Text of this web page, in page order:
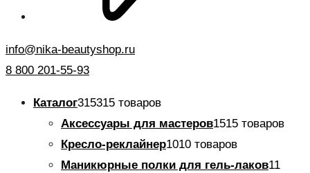
info@nika-beautyshop.ru
8 800 201-55-93
Каталог315315 товаров
Аксессуары для мастеров1515 товаров
Кресло-реклайнер1010 товаров
Маникюрные полки для гель-лаков11